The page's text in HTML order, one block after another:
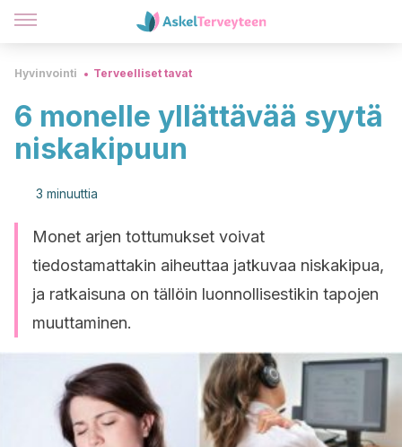
Hyvinvointi Terveelliset tavat
6 monelle yllättävää syytä
niskakipuun
3 minuuttia
Monet arjen tottumukset voivat
tiedostamattakin aiheuttaa jatkuvaa niskakipua,
ja ratkaisuna on tällöin luonnollisestikin tapojen
muuttaminen.